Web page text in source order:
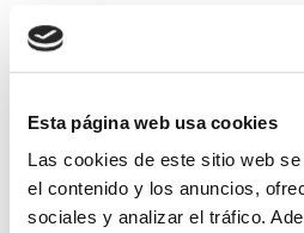
Esta página web usa cookies
Las cookies de este sitio web
el contenido y los anuncios,
sociales y analizar el tráfico.